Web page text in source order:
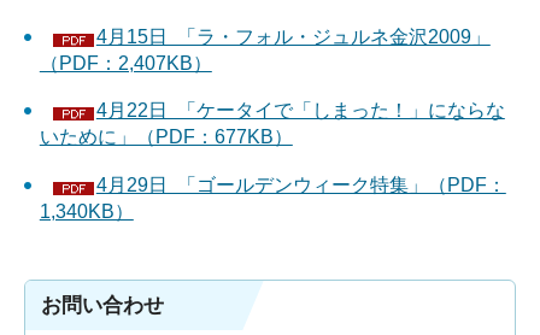
4月15日 「ラ・フォル・ジュルネ金沢2009」
（PDF：2,407KB）
4月22日 「ケータイで「しまった！」にならな
いために」（PDF：677KB）
4月29日 「ゴールデンウィーク特集」（PDF：
1,340KB）
お問い合わせ